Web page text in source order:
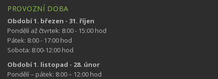
PROVOZNÍ DOBA
Období 1. březen - 31. říjen
Pondělí až čtvrtek: 8:00 - 15:00 hod
Pátek: 8:00 - 17:00 hod
Sobota: 8:00-12:00 hod
Období 1. listopad - 28. únor
Pondělí – pátek: 8:00 – 12:00 hod